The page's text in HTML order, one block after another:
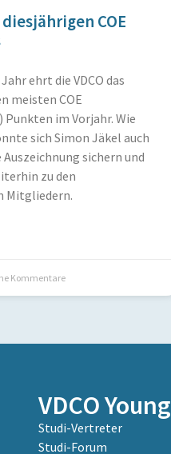
COE
ehrt die VDCO das
meisten COE
im Vorjahr. Wie
sich Simon Jäkel auch
Auszeichnung sichern und
zu den
Mitgliedern.
Kommentare
VDCO Young
Studi-Vertreter
Studi-Forum